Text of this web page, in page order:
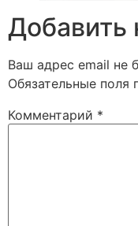
Добавить
Ваш адрес email не
Обязательные поля
Комментарий *